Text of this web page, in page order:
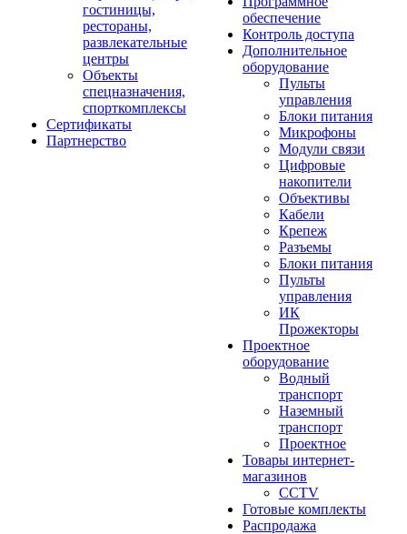
гостиницы,
рестораны,
развлекательные
центры
Объекты
спецназначения,
спорткомплексы
Сертификаты
Партнерство
обеспечение
Контроль доступа
Дополнительное
оборудование
Пульты
управления
Блоки питания
Микрофоны
Модули связи
Цифровые
накопители
Объективы
Кабели
Крепеж
Разъемы
Блоки питания
Пульты
управления
ИК
Прожекторы
Проектное
оборудование
Водный
транспорт
Наземный
транспорт
Проектное
Товары интернет-
магазинов
CCTV
Готовые комплекты
Распродажа